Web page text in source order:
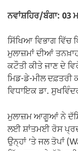
ਨਵਾਂਸ਼ਹਿਰ/ਬੰਗਾ: 03
ਸਿੱਖਿਆ ਵਿਭਾਗ ਵਿੱਚ
ਮੁਲਾਜ਼ਮਾਂ ਦੀਆਂ
ਕਟੌਤੀ ਕੀਤੇ ਜਾਣ ਦੇ
ਮਿਡ-ਡੇ-ਮੀਲ ਦਫ਼ਤਰੀ
ਵਿਧਾਇਕ ਡਾ.
ਮੁਲਾਜ਼ਮ ਆਗੂਆਂ ਨੇ
ਲਈ ਸ਼ਾਂਤਮਈ ਰੋਸ
ਉਨ੍ਹਾਂ ‘ਤੇ ਜਲ ਤੋਪਾਂ